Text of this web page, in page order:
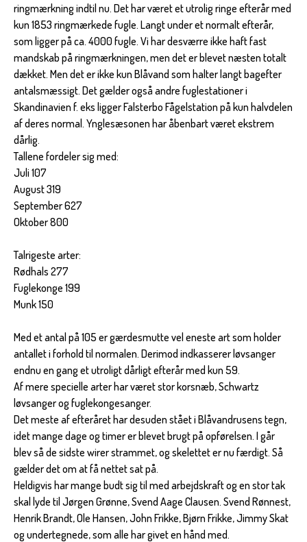
ringmærkning indtil nu. Det har været et utrolig ringe efterår med
kun 1853 ringmærkede fugle. Langt under et normalt efterår,
som ligger på ca. 4000 fugle. Vi har desværre ikke haft fast
mandskab på ringmærkningen, men det er blevet næsten totalt
dækket. Men det er ikke kun Blåvand som halter langt bagefter
antalsmæssigt. Det gælder også andre fuglestationer i
Skandinavien f. eks ligger Falsterbo Fågelstation på kun halvdelen
af deres normal. Ynglesæsonen har åbenbart været ekstrem
dårlig.
Tallene fordeler sig med:
Juli 107
August 319
September 627
Oktober 800
Talrigeste arter:
Rødhals 277
Fuglekonge 199
Munk 150
Med et antal på 105 er gærdesmutte vel eneste art som holder
antallet i forhold til normalen. Derimod indkasserer løvsanger
endnu en gang et utroligt dårligt efterår med kun 59.
Af mere specielle arter har været stor korsnæb, Schwartz
løvsanger og fuglekongesanger.
Det meste af efteråret har desuden stået i Blåvandrusens tegn,
idet mange dage og timer er blevet brugt på opførelsen. I går
blev så de sidste wirer strammet, og skelettet er nu færdigt. Så
gælder det om at få nettet sat på.
Heldigvis har mange budt sig til med arbejdskraft og en stor tak
skal lyde til Jørgen Grønne, Svend Aage Clausen. Svend Rønnest,
Henrik Brandt, Ole Hansen, John Frikke, Bjørn Frikke, Jimmy Skat
og undertegnede, som alle har givet en hånd med.